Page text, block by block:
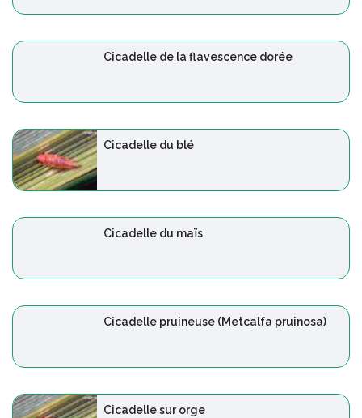
Cicadelle de la flavescence dorée
Cicadelle du blé
Cicadelle du maïs
Cicadelle pruineuse (Metcalfa pruinosa)
Cicadelle sur orge